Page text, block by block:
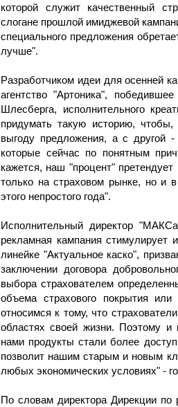
которой служит качественный
слогане прошлой имиджевой
специального предложения
лучше".
Разработчиком идеи для осенней
агентство "Артоника",
Шлесберга, исполнительного
придумать такую историю,
выгоду предложения, а с другой
которые сейчас по понятным
кажется, наш "процент" претендует
только на страховом рынке, но и
этого непростого года".
Исполнительный директор
рекламная кампания стимулирует
линейке "Актуальное каско",
заключении договора
выбора страхователем
объема страхового покрытия
относимся к тому, что
областях своей жизни. Поэтому
нами продукты стали более
позволит нашим старым и новым
любых экономических условиях" -
По словам директора Дирекции